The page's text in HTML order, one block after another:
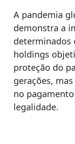
A pandemia
demonstra a
determinados
holdings
proteção do
gerações,
no
legalidade.